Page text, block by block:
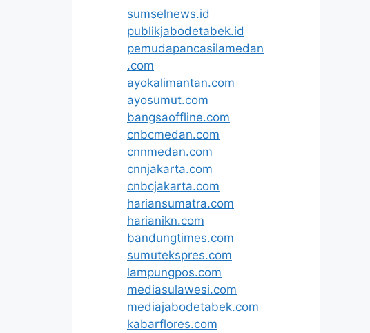
sumselnews.id
publikjabodetabek.id
pemudapancasilamedan
.com
ayokalimantan.com
ayosumut.com
bangsaoffline.com
cnbcmedan.com
cnnmedan.com
cnnjakarta.com
cnbcjakarta.com
hariansumatra.com
harianikn.com
bandungtimes.com
sumutekspres.com
lampungpos.com
mediasulawesi.com
mediajabodetabek.com
kabarflores.com